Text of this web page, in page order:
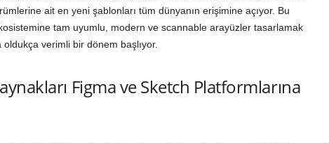
ait en yeni şablonları tüm dünyanın erişimine açıyor. Bu
tam uyumlu, modern ve scannable arayüzler tasarlamak
verimli bir dönem başlıyor.
Figma ve Sketch Platformlarına